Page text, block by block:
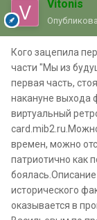
Vitonis
Кого зацепила
части "Мы из
первая часть,
накануне выхода
виртуальный
времен, можно
патриотично как
исторического
оказывается в